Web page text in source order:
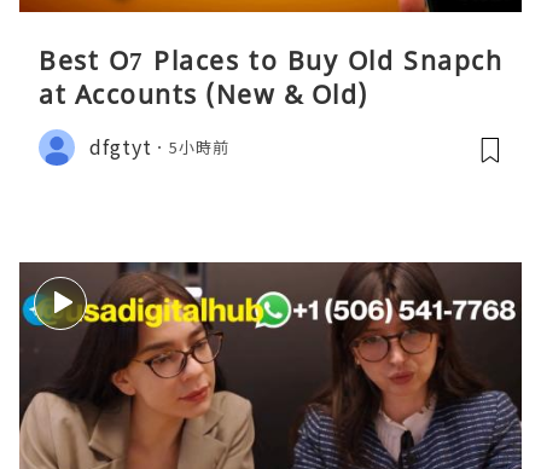
Best O7 Places to Buy Old Snapch
at Accounts (New & Old)
dfgtyt 5小時前